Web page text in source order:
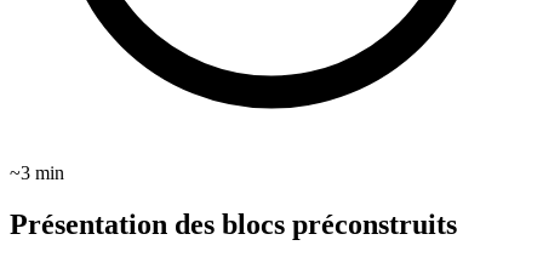
~3 min
Présentation des blocs préconstruits